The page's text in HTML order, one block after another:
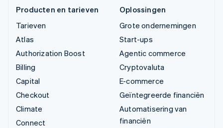
Producten en tarieven
Tarieven
Atlas
Authorization Boost
Billing
Capital
Checkout
Climate
Connect
Oplossingen
Grote ondernemingen
Start-ups
Agentic commerce
Cryptovaluta
E-commerce
Geïntegreerde financiën
Automatisering van
financiën